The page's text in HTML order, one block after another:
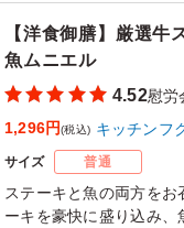
【洋食御膳】厳選牛
魚ムニエル
4.52慰労
1,296円(税込) キッチンフ
サイズ 普通
ステーキと魚の両方を
ーキを豪快に盛り込み